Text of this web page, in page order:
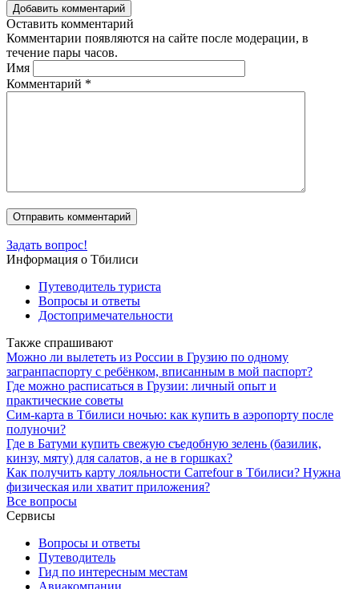
Добавить комментарий
Оставить комментарий
Комментарии появляются на сайте после модерации, в
течение пары часов.
Имя
Комментарий *
Задать вопрос!
Информация о Тбилиси
Путеводитель туриста
Вопросы и ответы
Достопримечательности
Также спрашивают
Можно ли вылететь из России в Грузию по одному
загранпаспорту с ребёнком, вписанным в мой паспорт?
Где можно расписаться в Грузии: личный опыт и
практические советы
Сим-карта в Тбилиси ночью: как купить в аэропорту после
полуночи?
Где в Батуми купить свежую съедобную зелень (базилик,
кинзу, мяту) для салатов, а не в горшках?
Как получить карту лояльности Carrefour в Тбилиси? Нужна
физическая или хватит приложения?
Все вопросы
Сервисы
Вопросы и ответы
Путеводитель
Гид по интересным местам
Авиакомпании